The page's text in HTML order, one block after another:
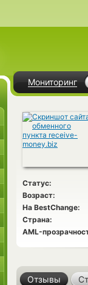
Мониторинг
Статус:
Возраст:
На BestChange:
Страна:
AML-
Отзывы